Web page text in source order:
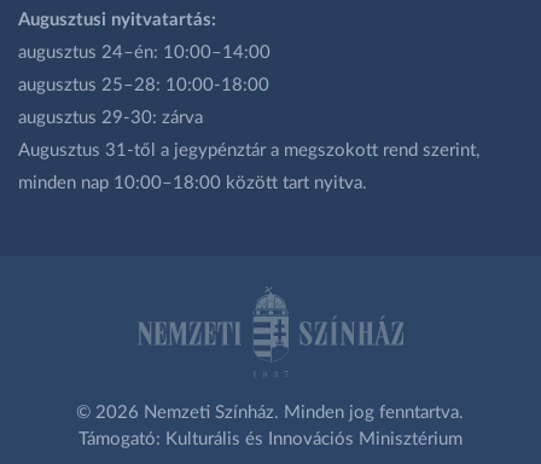
Augusztusi nyitvatartás:
augusztus 24–én: 10:00–14:00
augusztus 25–28: 10:00-18:00
augusztus 29-30: zárva
Augusztus 31-től a jegypénztár a megszokott rend szerint,
minden nap 10:00–18:00 között tart nyitva.
© 2026 Nemzeti Színház. Minden jog fenntartva.
Támogató: Kulturális és Innovációs Minisztérium